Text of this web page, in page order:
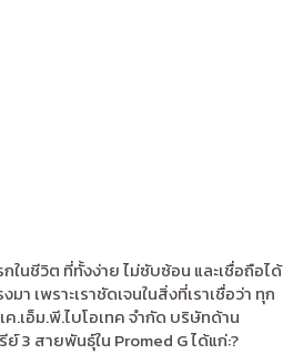
นชีวิต ที่ทั้งง่าย ไม่ซับซ้อน และเชื่อถือได้
เพราะเราชัดเจนในสิ่งที่เราเชื่อว่า ทุก
เอ็ม.พี.ไบโอเทค จำกัด บริษัทด้าน
สายพันธุ์ใน Promed G ได้แก่:?